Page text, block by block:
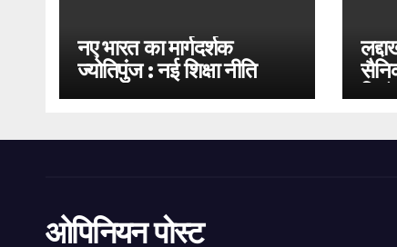
नए भारत का मार्गदर्शक
ज्योतिपुंज : नई शिक्षा नीति
2020
ओपिनियन पोस्ट